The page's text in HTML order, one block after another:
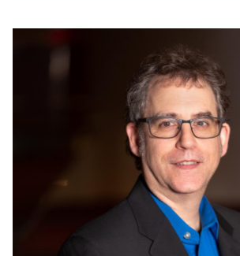
ます。同賞およびスポンサー企業に対し